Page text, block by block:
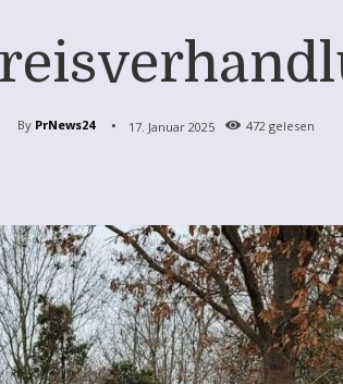
By PrNews24 17. Januar 2025 472gelesen